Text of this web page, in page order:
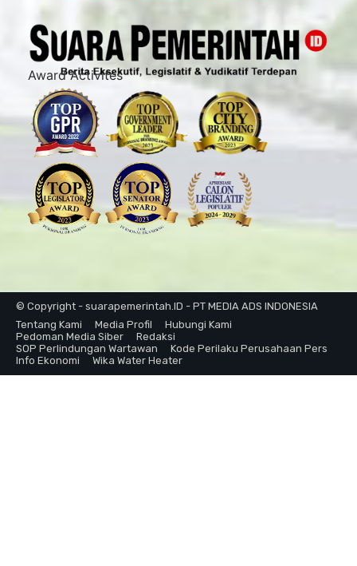
Award Activites
© Copyright - suarapemerintah.ID - PT MEDIA ADS INDONESIA
Tentang Kami
Media Profil
Hubungi Kami
Pedoman Media Siber
Redaksi
SOP Perlindungan Wartawan
Kode Perilaku Perusahaan Pers
Info Ekonomi
Wika Water Heater